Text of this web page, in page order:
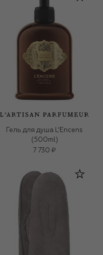
Гель для душа L'Encens
(500ml)
7 730 ₽